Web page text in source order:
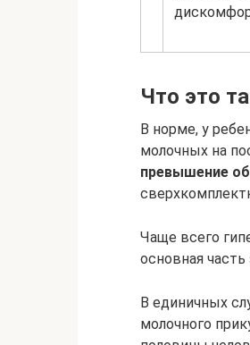
Что это
В норме, у
молочных на
превышение
Чаще всего
основная
В единичных
молочного